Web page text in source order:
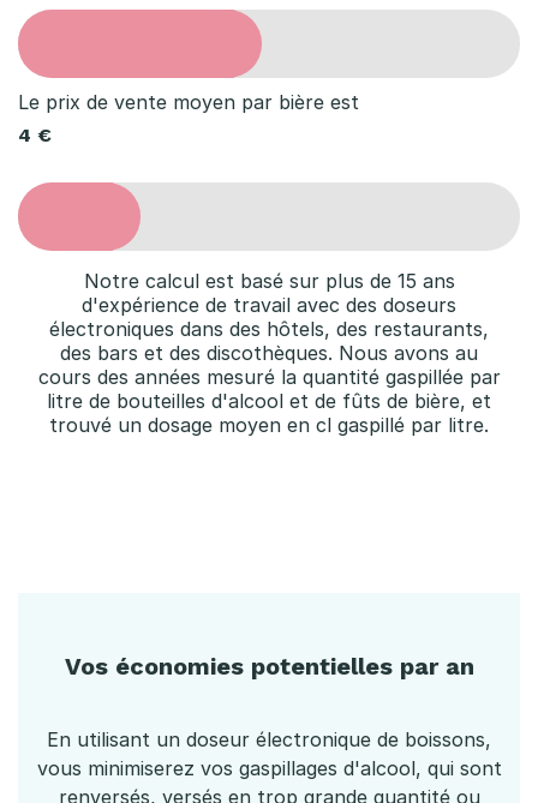
Le prix de vente moyen par bière est
4 €
Notre calcul est basé sur plus de 15 ans
d'expérience de travail avec des doseurs
électroniques dans des hôtels, des restaurants,
des bars et des discothèques. Nous avons au
cours des années mesuré la quantité gaspillée par
litre de bouteilles d'alcool et de fûts de bière, et
trouvé un dosage moyen en cl gaspillé par litre.
Vos économies potentielles par an
En utilisant un doseur électronique de boissons,
vous minimiserez vos gaspillages d'alcool, qui sont
renversés, versés en trop grande quantité ou